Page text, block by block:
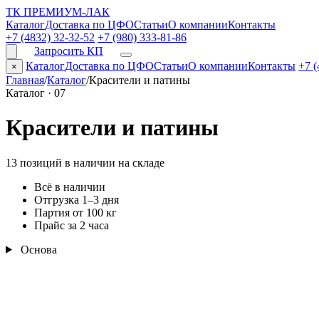
ТК ПРЕМИУМ-ЛАК
КаталогДоставка по ЦФОСтатьиО компанииКонтакты
+7 (4832) 32-32-52 +7 (980) 333-81-86
Запросить КП
× КаталогДоставка по ЦФОСтатьиО компанииКонтакты +7
Главная/Каталог/Красители и патины
Каталог · 07
Красители и патины
13 позиций в наличии на складе
Всё в наличии
Отгрузка 1–3 дня
Партия от 100 кг
Прайс за 2 часа
Основа